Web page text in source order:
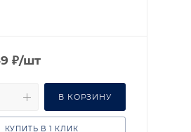
₽/шт
В КОРЗИНУ
КУПИТЬ В 1 КЛИК